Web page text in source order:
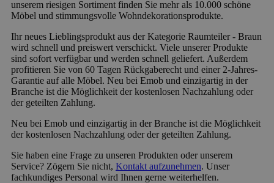
unserem riesigen Sortiment finden Sie mehr als 10.000 schöne
Möbel und stimmungsvolle Wohndekorationsprodukte.
Ihr neues Lieblingsprodukt aus der Kategorie Raumteiler - Braun
wird schnell und preiswert verschickt. Viele unserer Produkte
sind sofort verfügbar und werden schnell geliefert. Außerdem
profitieren Sie von 60 Tagen Rückgaberecht und einer 2-Jahres-
Garantie auf alle Möbel. Neu bei Emob und einzigartig in der
Branche ist die Möglichkeit der kostenlosen Nachzahlung oder
der geteilten Zahlung.
Neu bei Emob und einzigartig in der Branche ist die Möglichkeit
der kostenlosen Nachzahlung oder der geteilten Zahlung.
Sie haben eine Frage zu unseren Produkten oder unserem
Service? Zögern Sie nicht, Kontakt aufzunehmen. Unser
fachkundiges Personal wird Ihnen gerne weiterhelfen.